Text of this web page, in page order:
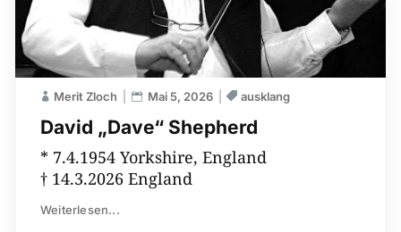
David „Dave“ Shepherd
Merit Zloch Mai 5, 2026 ausklang
* 7.4.1954 Yorkshire, England
† 14.3.2026 England
Weiterlesen...